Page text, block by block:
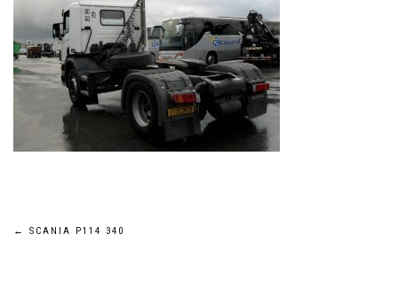
Navigation
← SCANIA P114 340